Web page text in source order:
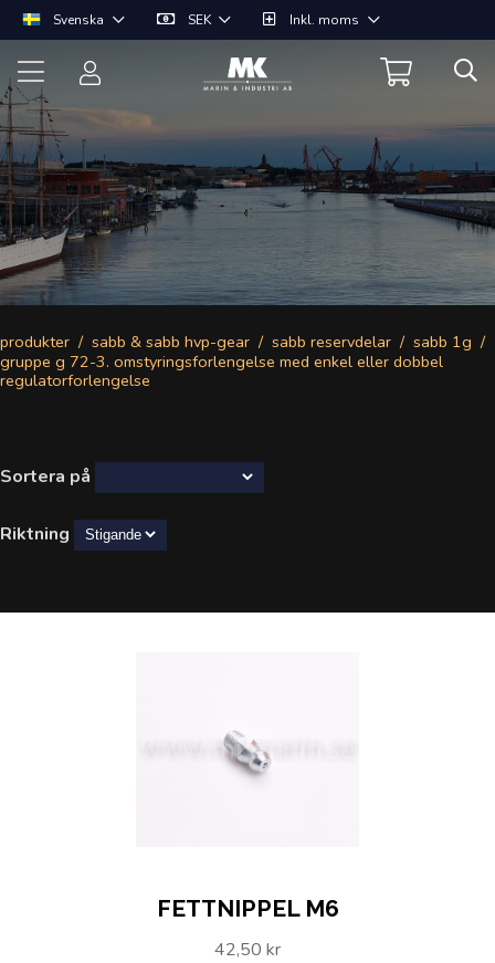
Svenska SEK Inkl. moms
produkter sabb & sabb hvp-gear sabb reservdelar
sabb 1g
gruppe g 72-3. omstyringsforlengelse med enkel eller dobbel
regulatorforlengelse
Sortera på
Riktning
FETTNIPPEL M6
42,50 kr